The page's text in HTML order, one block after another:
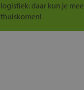
logistiek: daar kun je mee
thuiskomen!